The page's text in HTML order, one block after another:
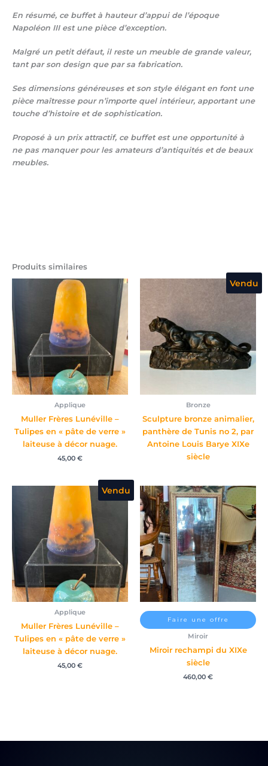
En résumé, ce buffet à hauteur d’appui de l’époque
Napoléon III est une pièce d’exception.
Malgré un petit défaut, il reste un meuble de grande valeur,
tant par son design que par sa fabrication.
Ses dimensions généreuses et son style élégant en font une
pièce maîtresse pour n’importe quel intérieur, apportant une
touche d’histoire et de sophistication.
Proposé à un prix attractif, ce buffet est une opportunité à
ne pas manquer pour les amateurs d’antiquités et de beaux
meubles.
Produits similaires
Applique
Muller Frères Lunéville –
Tulipes en « pâte de verre »
laiteuse à décor nuage.
45,00 €
Vendu
Bronze
Sculpture bronze animalier,
panthère de Tunis no 2, par
Antoine Louis Barye XIXe
siècle
Vendu
Applique
Muller Frères Lunéville –
Tulipes en « pâte de verre »
laiteuse à décor nuage.
45,00 €
Faire une offre
Miroir
Miroir rechampi du XIXe
siècle
460,00 €